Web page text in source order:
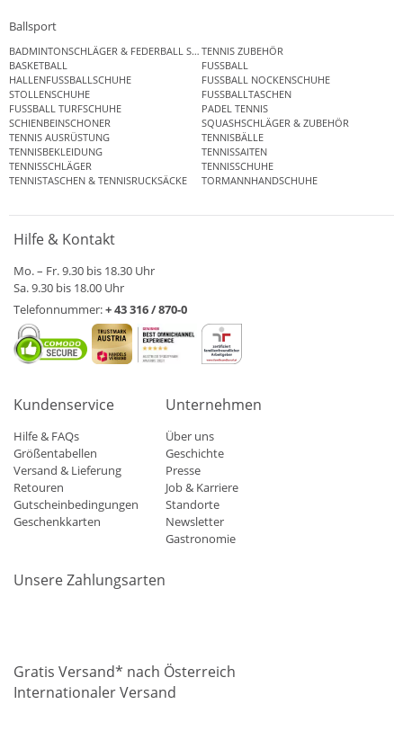
Ballsport
BADMINTONSCHLÄGER & FEDERBALL SETSTENNIS ZUBEHÖR
BASKETBALL
FUSSBALL
HALLENFUSSBALLSCHUHE
FUSSBALL NOCKENSCHUHE
STOLLENSCHUHE
FUSSBALLTASCHEN
FUSSBALL TURFSCHUHE
PADEL TENNIS
SCHIENBEINSCHONER
SQUASHSCHLÄGER & ZUBEHÖR
TENNIS AUSRÜSTUNG
TENNISBÄLLE
TENNISBEKLEIDUNG
TENNISSAITEN
TENNISSCHLÄGER
TENNISSCHUHE
TENNISTASCHEN & TENNISRUCKSÄCKE
TORMANNHANDSCHUHE
Hilfe & Kontakt
Mo. – Fr. 9.30 bis 18.30 Uhr
Sa. 9.30 bis 18.00 Uhr
Telefonnummer:+ 43 316 / 870-0
Kundenservice
Hilfe & FAQs
Größentabellen
Versand & Lieferung
Retouren
Gutscheinbedingungen
Geschenkkarten
Unternehmen
Über uns
Geschichte
Presse
Job & Karriere
Standorte
Newsletter
Gastronomie
Unsere Zahlungsarten
Gratis Versand* nach Österreich
Internationaler Versand